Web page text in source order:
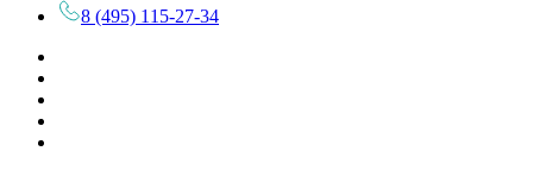
8 (495) 115-27-34